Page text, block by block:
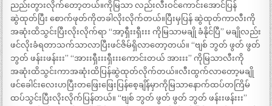
ညည်းတွားလိုက်တော့တယ်။ကိုမြသာ လည်းလီးဝင်ကောင်းအောင်ပြန်
ဆွဲထုတ်ပြီး စောက်ဖုတ်ကိုတခါလိုးလိုက်တယ်။ပြီးမှပြန် ဆွဲထုတ်ကာလီးကို
အဆုံးထိသွင်းပြီးလိုးလိုက်ရာ “အာ့ရှီးးရှီးးး ကိုမြသာမချို ခံနိုင်ပြီ” မချိုလည်း
ဖင်လိုးခံရတာသက်သာလာပြီးဖင်ဇိမ်ရှိလာတော့တယ်။ “ဗျစ် ဘွတ် ဖွတ် ဖွတ်
ဘွတ် ဖန်းးဖန်းးး” “အားးရှီးးးရှီးးးကောင်းတယ် အားးး” ကိုမြသာလီးကို
အဆုံးထိသွင်းကာအဆုံးထိပြန်ဆွဲထုတ်လိုက်တယ်။လီးထွက်လာတော့မချို
ဖင်ခေါင်းလေးဟပြီးတဖြေးဖြေးပြန်စေ့ချိန်မှာကိုမြသာနောက်ထပ်တကြိမ်
ထပ်သွင်းပြီးလိုးလိုက်ပြန်တယ်။ “ဗျစ် ဘွတ် ဖွတ် ဖွတ် ဘွတ် ဖန်းးဖန်းးး”